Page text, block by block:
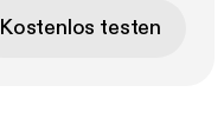
Kostenlos testen